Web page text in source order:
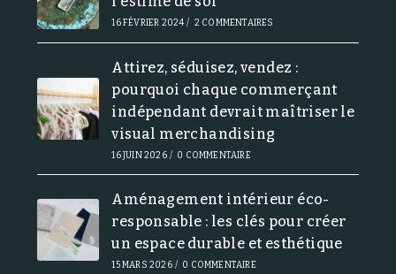
16 FÉVRIER 2024 / 2 COMMENTAIRES
Attirez, séduisez, vendez :
pourquoi chaque commerçant
indépendant devrait maîtriser le
visual merchandising
16 JUIN 2026 / 0 COMMENTAIRE
Aménagement intérieur éco-
responsable : les clés pour créer
un espace durable et esthétique
15 MARS 2026 / 0 COMMENTAIRE